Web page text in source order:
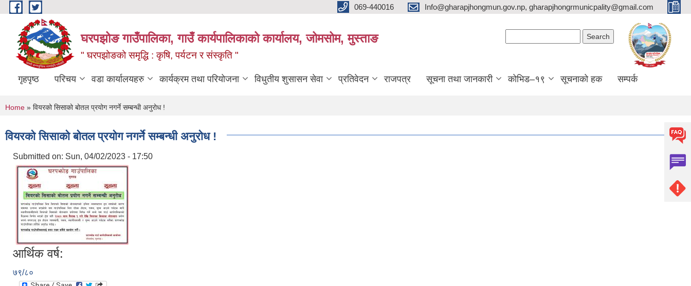
Skip to main content 069-440016 Info@gharapjhongmun.gov.np, gharapjhongrmunicpality@gmail.com
घरपझोङ गाउँपालिका, गाउँ कार्यपालिकाको कार्यालय, जोमसोम, मुस्ताङ
" घरपझोङको समृद्धि : कृषि, पर्यटन र संस्कृति "
गृहपृष्ठ परिचय वडा कार्यालयहरु कार्यक्रम तथा परियोजना विधुतीय शुसासन सेवा प्रतिवेदन राजपत्र सूचना तथा जानकारी कोभिड–१९ सूचनाको हक सम्पर्क
You are here
Home » वियरको सिसाको बोतल प्रयोग नगर्ने सम्बन्धी अनुरोध !
वियरको सिसाको बोतल प्रयोग नगर्ने सम्बन्धी अनुरोध !
Submitted on: Sun, 04/02/2023 - 17:50
आर्थिक वर्ष:
७९/८०